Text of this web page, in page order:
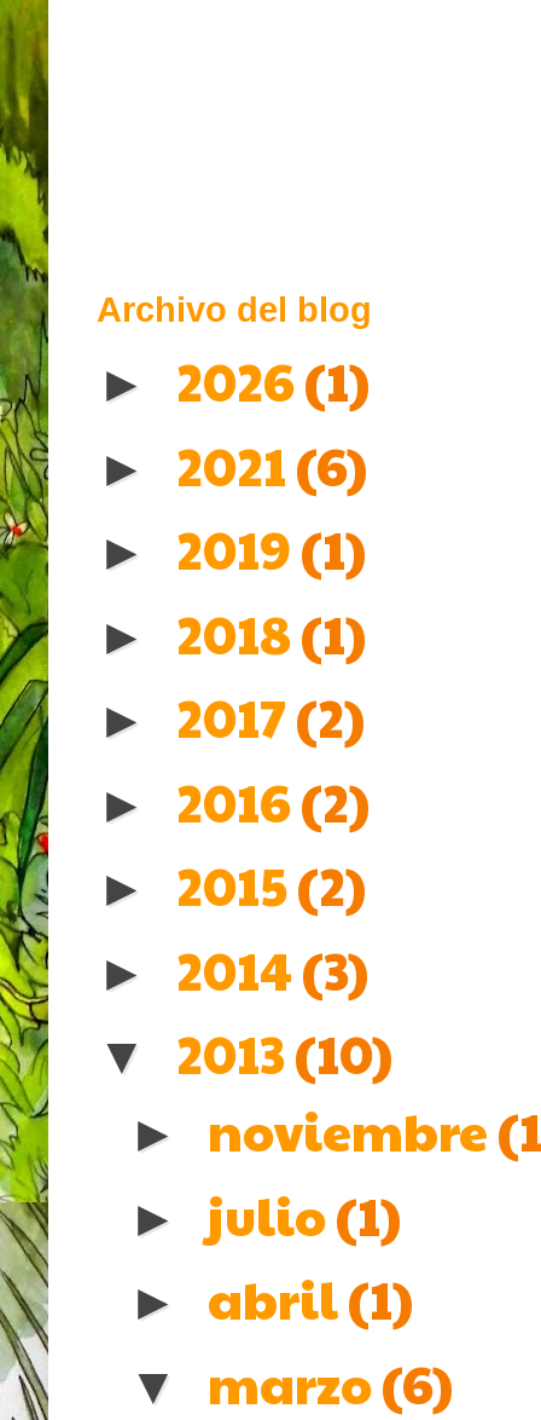
Archivo del blog
► 2026(1)
► 2021(6)
► 2019(1)
► 2018(1)
► 2017(2)
► 2016(2)
► 2015(2)
► 2014(3)
▼ 2013(10)
► noviembre
► julio(1)
► abril(1)
▼ marzo(6)